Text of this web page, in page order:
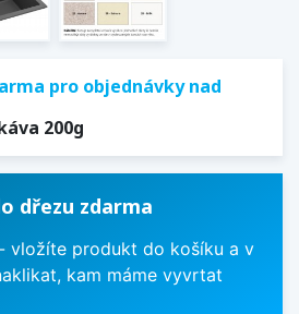
pro objednávky nad
200g
dřezu zdarma
vložíte produkt do košíku a v
kam máme vyvrtat